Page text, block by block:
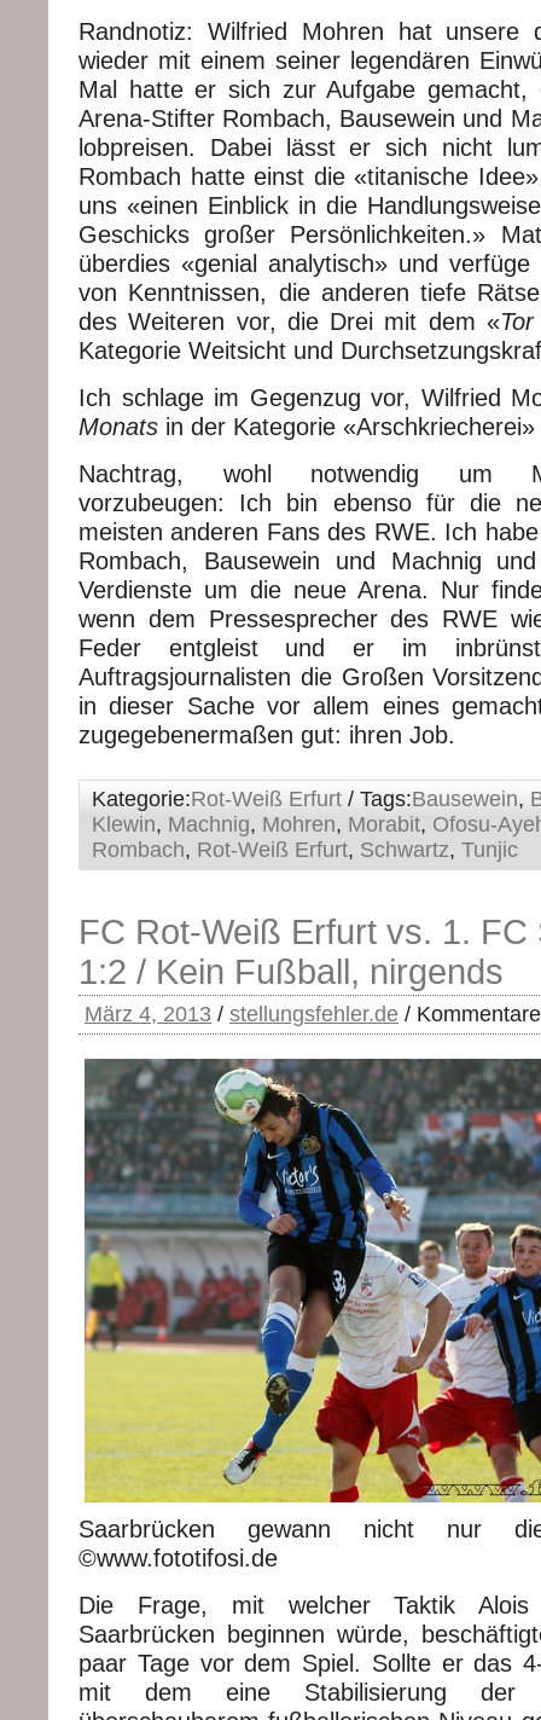
Randnotiz: Wilfried Mohren hat unsere
wieder mit einem seiner legendären
Mal hatte er sich zur Aufgabe gemacht,
Arena-Stifter Rombach, Bausewein und
lobpreisen. Dabei lässt er sich nicht
Rombach hatte einst die «titanische
uns «einen Einblick in die
Geschicks großer Persönlichkeiten.»
überdies «genial analytisch» und
von Kenntnissen, die anderen tiefe
des Weiteren vor, die Drei mit dem «
Kategorie Weitsicht und
Ich schlage im Gegenzug vor, Wilfried
Monats in der Kategorie
Nachtrag, wohl notwendig um
vorzubeugen: Ich bin ebenso für die
meisten anderen Fans des RWE. Ich
Rombach, Bausewein und Machnig
Verdienste um die neue Arena. Nur
wenn dem Pressesprecher des RWE
Feder entgleist und er im
Auftragsjournalisten die Großen
in dieser Sache vor allem eines
zugegebenermaßen gut: ihren Job.
Kategorie:Rot-Weiß Erfurt / Tags:Bausewein,
Klewin, Machnig, Mohren, Morabit, Ofosu-
Rombach, Rot-Weiß Erfurt, Schwartz, Tunjic
FC Rot-Weiß Erfurt vs. 1. FC
1:2 / Kein Fußball, nirgends
März 4, 2013 / stellungsfehler.de /
Saarbrücken gewann nicht nur
©www.fototifosi.de
Die Frage, mit welcher Taktik Alois
Saarbrücken beginnen würde,
paar Tage vor dem Spiel. Sollte er das
mit dem eine Stabilisierung der